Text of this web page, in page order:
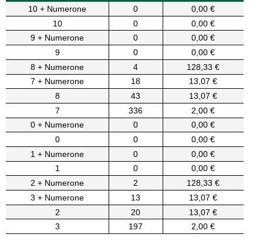
10 + Numerone
0
0,00 €
10
0
0,00 €
9 + Numerone
0
0,00 €
9
0
0,00 €
8 + Numerone
4
128,33 €
7 + Numerone
18
13,07 €
8
43
13,07 €
7
336
2,00 €
0 + Numerone
0
0,00 €
0
0
0,00 €
1 + Numerone
0
0,00 €
1
0
0,00 €
2 + Numerone
2
128,33 €
3 + Numerone
13
13,07 €
2
20
13,07 €
3
197 2,00 €